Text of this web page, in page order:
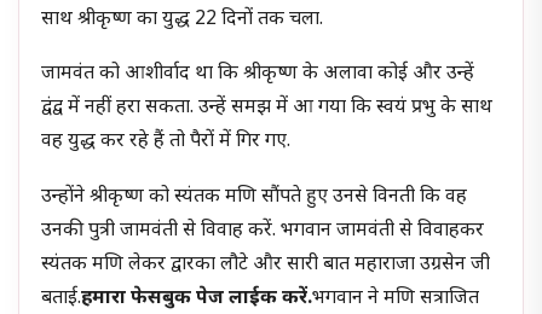
साथ श्रीकृष्ण का युद्ध 22 दिनों तक चला.
जामवंत को आशीर्वाद था कि श्रीकृष्ण के अलावा कोई और उन्हें
द्वंद्व में नहीं हरा सकता. उन्हें समझ में आ गया कि स्वयं प्रभु के साथ
वह युद्ध कर रहे हैं तो पैरों में गिर गए.
उन्होंने श्रीकृष्ण को स्यंतक मणि सौंपते हुए उनसे विनती कि वह
उनकी पुत्री जामवंती से विवाह करें. भगवान जामवंती से विवाहकर
स्यंतक मणि लेकर द्वारका लौटे और सारी बात महाराजा उग्रसेन जी
बताई.हमारा फेसबुक पेज लाईक करें.भगवान ने मणि सत्राजित